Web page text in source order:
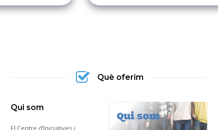
Què oferim
Qui som
El Centre d’Iniciatives i